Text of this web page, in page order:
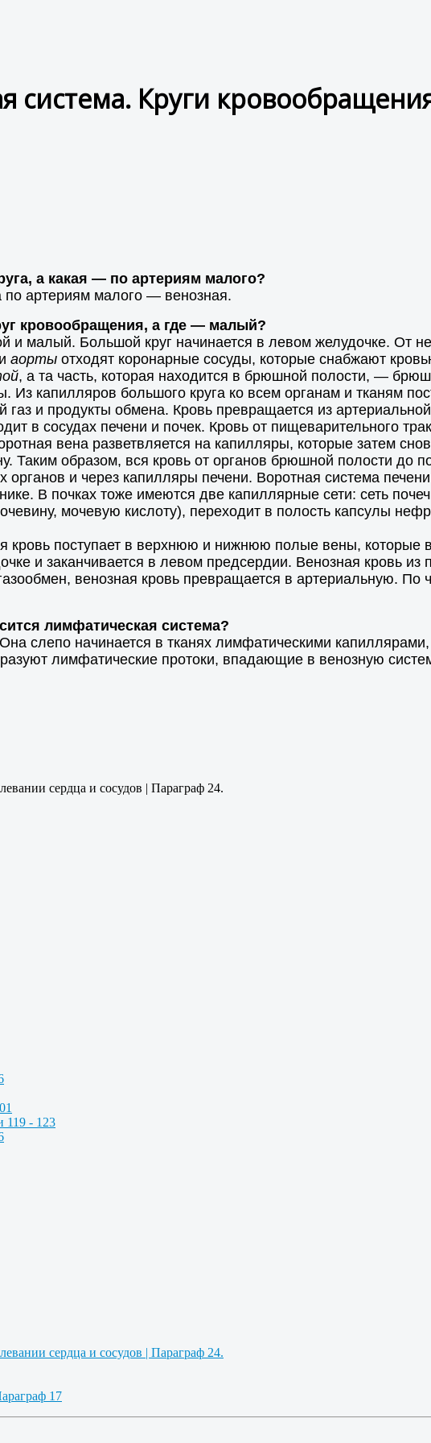
система. Круги
а какая — по артериям малого?
по артериям малого — венозная.
кровообращения, а где — малый?
и малый. Большой круг начинается в левом желудочке. От
аорты отходят коронарные сосуды, которые снабжают
, а та часть, которая находится в брюшной полости, —
капилляров большого круга ко всем органам и тканям
и продукты обмена. Кровь превращается из
в сосудах печени и почек. Кровь от пищеварительного
вена разветвляется на капилляры, которые затем
образом, вся кровь от органов брюшной полости до
и через капилляры печени. Воротная система
В почках тоже имеются две капиллярные сети: сеть
мочевую кислоту), переходит в полость капсулы
кровь поступает в верхнюю и нижнюю полые вены, которые
и заканчивается в левом предсердии. Венозная кровь из
венозная кровь превращается в артериальную.
лимфатическая система?
слепо начинается в тканях лимфатическими
лимфатические протоки, впадающие в венозную
сердца и сосудов | Параграф 24.
119 - 123
сердца и сосудов | Параграф 24.
17